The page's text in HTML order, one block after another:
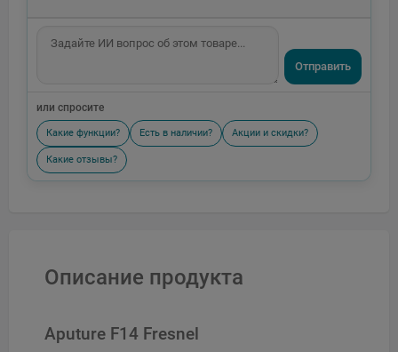
Отправить
или спросите
Какие функции? Есть в наличии? Акции и скидки?
Какие отзывы?
Описание продукта
Aputure F14 Fresnel